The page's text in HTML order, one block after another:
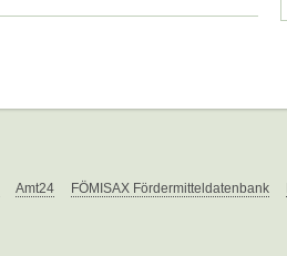
Amt24 FÖMISAX Fördermitteldatenbank